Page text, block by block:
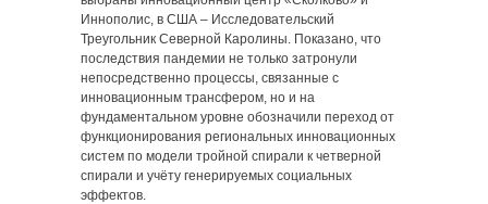
Иннополис, в США – Исследовательский
Треугольник Северной Каролины. Показано, что
последствия пандемии не только затронули
непосредственно процессы, связанные с
инновационным трансфером, но и на
фундаментальном уровне обозначили переход от
функционирования региональных инновационных
систем по модели тройной спирали к четверной
спирали и учёту генерируемых социальных
эффектов.